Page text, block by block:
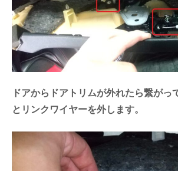
ドアからドアトリムが外れたら繋がっ
とリンクワイヤーを外します。